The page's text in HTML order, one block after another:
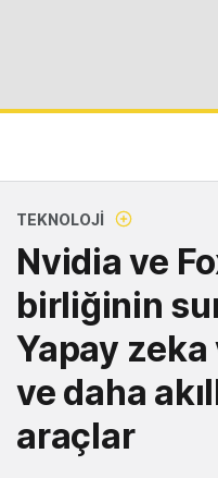
TEKNOLOJI
Nvidia ve
birliğinin
Yapay
ve daha
araçlar